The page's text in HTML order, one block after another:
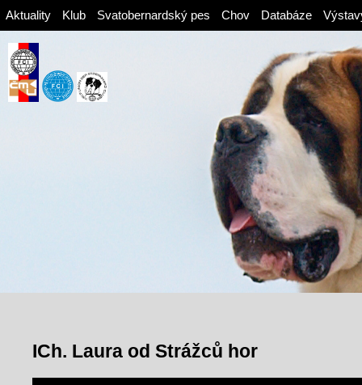
Aktuality Klub Svatobernardský pes Chov Databáze
ICh. Laura od Strážců hor